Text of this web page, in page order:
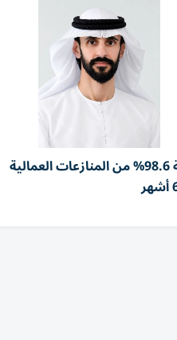
تسوية 98.6% من المنازعات العمالية